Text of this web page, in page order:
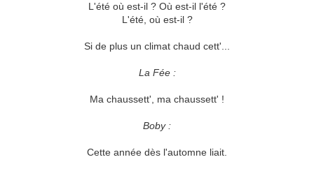
L'été où est-il ? Où est-il l'été ?
L'été, où est-il ?
Si de plus un climat chaud cett'...
La Fée :
Ma chaussett', ma chaussett' !
Boby :
Cette année dès l'automne liait.